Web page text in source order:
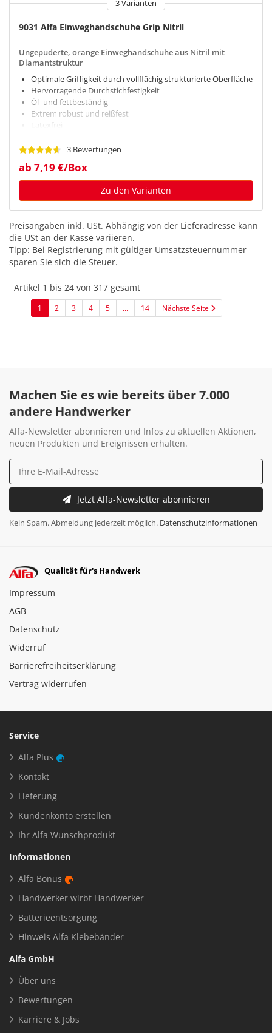
3 Varianten
9031 Alfa Einweghandschuhe Grip Nitril
Ungepuderte, orange Einweghandschuhe aus Nitril mit
Diamantstruktur
Optimale Griffigkeit durch vollflächig strukturierte Oberfläche
Hervorragende Durchstichfestigkeit
Öl- und fettbeständig
Extrem robust und reißfest
Latexfrei
3 Bewertungen
ab 7,19 €/Box
Zu den Varianten
Preisangaben inkl. USt. Abhängig von der Lieferadresse kann
die USt an der Kasse variieren.
Tipp: Bei Registrierung mit gültiger Umsatzsteuernummer
sparen Sie sich die Steuer.
Artikel 1 bis 24 von 317 gesamt
1 2 3 4 5 ... 14 Nächste Seite
Machen Sie es wie bereits über 7.000
andere Handwerker
Alfa-Newsletter abonnieren und Infos zu aktuellen Aktionen,
neuen Produkten und Ereignissen erhalten.
Jetzt Alfa-Newsletter abonnieren
Kein Spam. Abmeldung jederzeit möglich. Datenschutzinformationen
Qualität für's Handwerk
Impressum
AGB
Datenschutz
Widerruf
Barrierefreiheitserklärung
Vertrag widerrufen
Service
Alfa Plus
Kontakt
Lieferung
Kundenkonto erstellen
Ihr Alfa Wunschprodukt
Informationen
Alfa Bonus
Handwerker wirbt Handwerker
Batterieentsorgung
Hinweis Alfa Klebebänder
Alfa GmbH
Über uns
Bewertungen
Karriere & Jobs